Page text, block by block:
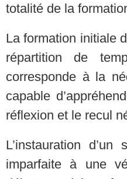
totalité de la
La formation initiale
répartition de
corresponde à la
capable
réflexion et le recul
L’instauration
imparfaite à une